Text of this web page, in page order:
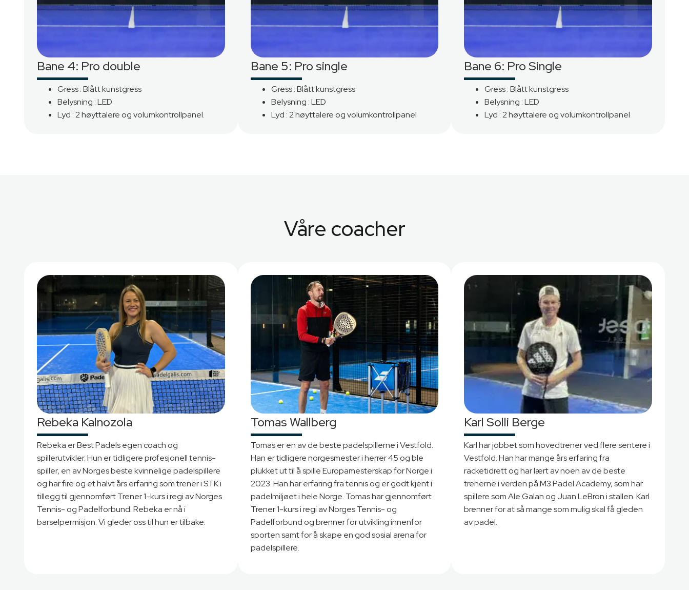
Bane 4: Pro double
Gress : Blått kunstgress
Belysning : LED
Lyd : 2 høyttalere og volumkontrollpanel.
Bane 5: Pro single
Gress : Blått kunstgress
Belysning : LED
Lyd : 2 høyttalere og volumkontrollpanel
Bane 6: Pro Single
Gress : Blått kunstgress
Belysning : LED
Lyd : 2 høyttalere og volumkontrollpanel
Våre coacher
Rebeka Kalnozola
Rebeka er Best Padels egen coach og
spillerutvikler. Hun er tidligere profesjonell tennis-
spiller, en av Norges beste kvinnelige padelspillere
og har fire og et halvt års erfaring som trener i STK i
tillegg til gjennomført Trener 1-kurs i regi av Norges
Tennis- og Padelforbund. Rebeka er nå i
barselpermisjon. Vi gleder oss til hun er tilbake.
Tomas Wallberg
Tomas er en av de beste padelspillerne i Vestfold.
Han er tidligere norgesmester i herrer 45 og ble
plukket ut til å spille Europamesterskap for Norge i
2023. Han har erfaring fra tennis og er godt kjent i
padelmiljøet i hele Norge. Tomas har gjennomført
Trener 1-kurs i regi av Norges Tennis- og
Padelforbund og brenner for utvikling innenfor
sporten samt for å skape en god sosial arena for
padelspillere.
Karl Solli Berge
Karl har jobbet som hovedtrener ved flere sentere i
Vestfold. Han har mange års erfaring fra
racketidrett og har lært av noen av de beste
trenerne i verden på M3 Padel Academy, som har
spillere som Ale Galan og Juan LeBron i stallen. Karl
brenner for at så mange som mulig skal få gleden
av padel.